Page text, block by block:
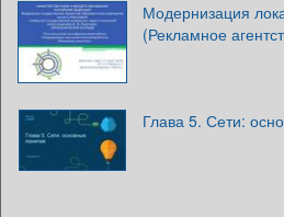
Модернизация
(Рекламное
Глава 5. Сети: